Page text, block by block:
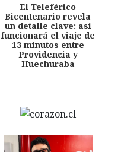
El Teleférico
Bicentenario revela
un detalle clave: así
funcionará el viaje de
13 minutos entre
Providencia y
Huechuraba